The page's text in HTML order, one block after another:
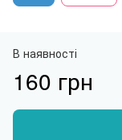
В наявності
160 грн